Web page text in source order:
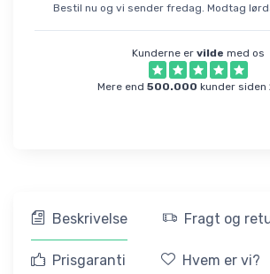
Bestil nu og vi sender fredag. Modtag
Kunderne er vilde med os
Mere end 500.000 kunder siden
Beskrivelse Fragt og
Prisgaranti Hvem er vi?